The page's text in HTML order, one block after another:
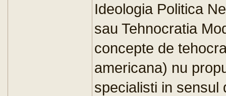
Ideologia Politica
sau Tehnocratia
concepte de
americana) nu
specialisti in sensul